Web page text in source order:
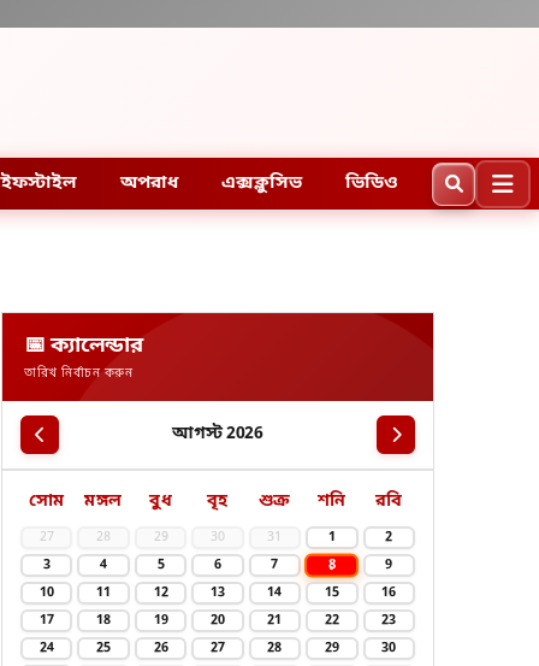
অপরাধ এক্সক্লুসিভ ভিডিও
📅 ক্যালেন্ডার
তারিখ নির্বাচন করুন
আগস্ট 2026
সোম মঙ্গল বুধ বৃহ শুক্র শনি রবি
27 28 29 30 31 1
2
3
4 5 6 7 8
9
10
11 12 13 14 15
16
17
18 19 20 21 22
23
24
25 26 27 28 29
30